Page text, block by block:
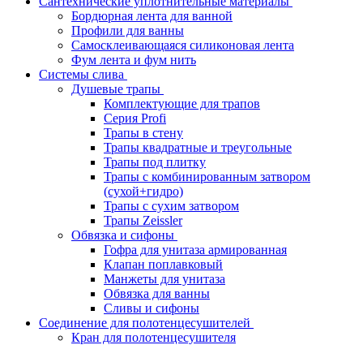
Бордюрная лента для ванной
Профили для ванны
Самосклеивающаяся силиконовая лента
Фум лента и фум нить
Системы слива
Душевые трапы
Комплектующие для трапов
Серия Profi
Трапы в стену
Трапы квадратные и треугольные
Трапы под плитку
Трапы с комбинированным затвором
(сухой+гидро)
Трапы с сухим затвором
Трапы Zeissler
Обвязка и сифоны
Гофра для унитаза армированная
Клапан поплавковый
Манжеты для унитаза
Обвязка для ванны
Сливы и сифоны
Соединение для полотенцесушителей
Кран для полотенцесушителя